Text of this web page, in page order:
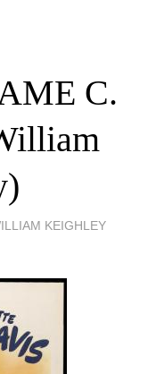
C.
KEIGHLEY